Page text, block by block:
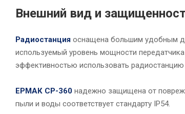
Внешний вид и
Радиостанция оснащена большим удобным
используемый уровень мощности
эффективностью использовать
ЕРМАК CP-360 надежно защищена от
пыли и воды соответствует стандарту IP54.